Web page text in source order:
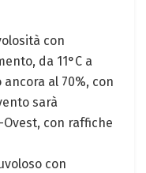
con
da 11°C a
al 70%, con
sarà
con raffiche
con